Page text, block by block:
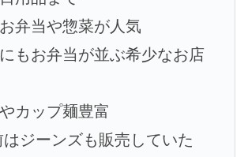
弁当や惣菜が人気
もお弁当が並ぶ希少なお店
カップ麺豊富
はジーンズも販売していた